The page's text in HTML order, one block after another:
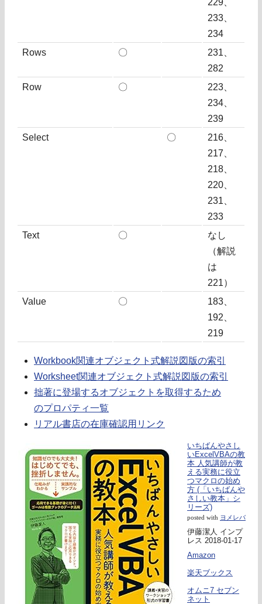
233、
234
Rows
〇
231、
282
Row
〇
223、
234、
239
Select
〇
216、
217、
218、
220、
231、
233
Text
〇
なし
（解説
は
221）
Value
〇
183、
192、
219
Workbook関連オブジェクト式解説図版の索引
Worksheet関連オブジェクト式解説図版の索引
拙著に登場するオブジェクトを取得するため
のプロパティ一覧
リアル書店の在庫確認用リンク
いちばんやさし
いExcelVBAの教
本 人気講師が教
える実務に役立
つマクロの始め
方 (「いちばんや
さしい教本」シ
リーズ)
posted with ヨメレバ
伊藤潔人 インプ
レス 2018-01-17
Amazon
楽天ブックス
オムニ7 セブン
ネット